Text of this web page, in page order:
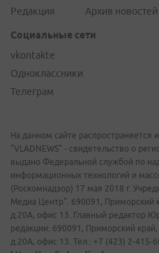
Редакция
Архив новостей
Социальные сети
vkontakte
Одноклассники
Телеграм
На данном сайте распространяется
"VLADNEWS" - свидетельство о
выдано Федеральной службой по
информационных технологий и
(Роскомнадзор) 17 мая 2018 г.
Медиа Центр". 690091, Приморский
д.20А, офис 13. Главный редактор
редакции: 690091, Приморский край,
д.20А, офис 13. Тел.: +7 (423) 2-415-